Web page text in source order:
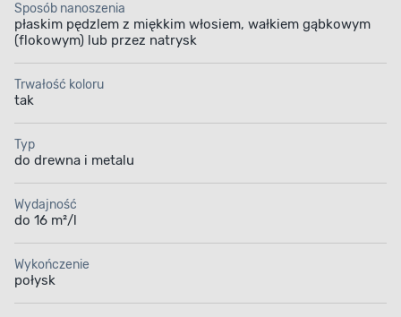
Sposób nanoszenia
płaskim pędzlem z miękkim włosiem, wałkiem gąbkowym
(flokowym) lub przez natrysk
Trwałość koloru
tak
Typ
do drewna i metalu
Wydajność
do 16 m²/l
Wykończenie
połysk